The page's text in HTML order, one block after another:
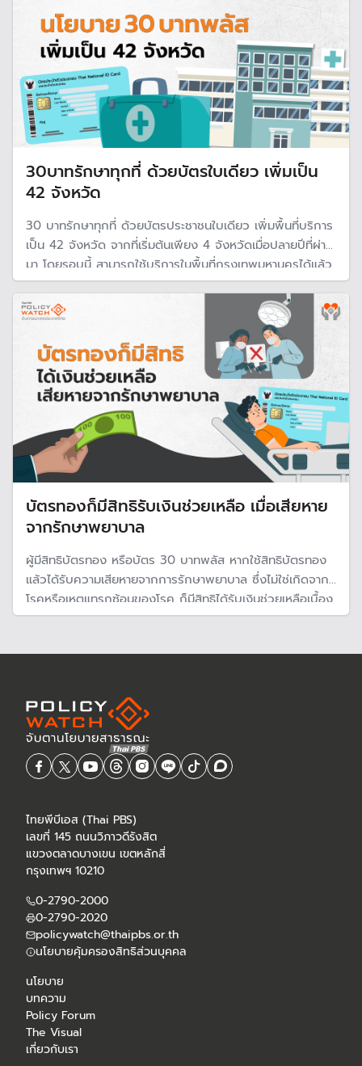
30บาทรักษาทุกที่ ด้วยบัตรใบเดียว เพิ่มเป็น
42 จังหวัด
30 บาทรักษาทุกที่ ด้วยบัตรประชาชนใบเดียว เพิ่มพื้นที่บริการ
เป็น 42 จังหวัด จากที่เริ่มต้นเพียง 4 จังหวัดเมื่อปลายปีที่ผ่าน
มา โดยรอบนี้ สามารถใช้บริการในพื้นที่กรุงเทพมหานครได้แล้ว
บัตรทองก็มีสิทธิรับเงินช่วยเหลือ เมื่อเสียหาย
จากรักษาพยาบาล
ผู้มีสิทธิบัตรทอง หรือบัตร 30 บาทพลัส หากใช้สิทธิบัตรทอง
แล้วได้รับความเสียหายจากการรักษาพยาบาล ซึ่งไม่ใช่เกิดจาก
โรคหรือเหตุแทรกซ้อนของโรค ก็มีสิทธิได้รับเงินช่วยเหลือเบื้อง
ต้น ตามมาตรา 41 พ.ร.บ.หลักประกันสุขภาพแห่งชาติ
ไทยพีบีเอส (Thai PBS)
เลขที่ 145 ถนนวิภาวดีรังสิต
แขวงตลาดบางเขน เขตหลักสี่
กรุงเทพฯ 10210
0-2790-2000
0-2790-2020
policywatch@thaipbs.or.th
นโยบายคุ้มครองสิทธิส่วนบุคคล
นโยบาย
บทความ
Policy Forum
The Visual
เกี่ยวกับเรา